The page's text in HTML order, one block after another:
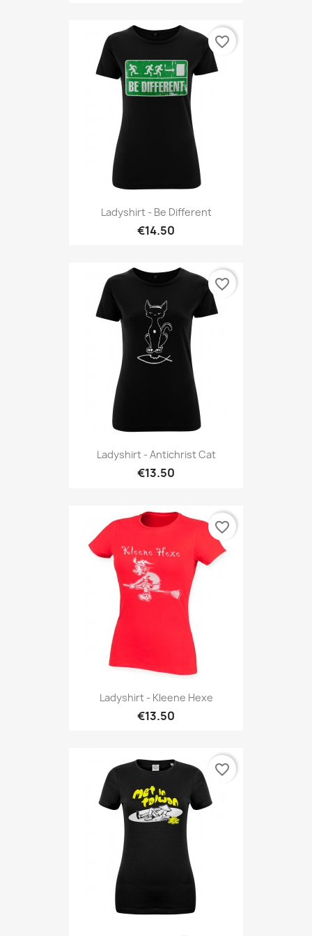
Ladyshirt - Be Different
€14.50
favorite_border
Ladyshirt - Antichrist Cat
€13.50
favorite_border
Ladyshirt - Kleene Hexe
€13.50
favorite_border
favorite_border